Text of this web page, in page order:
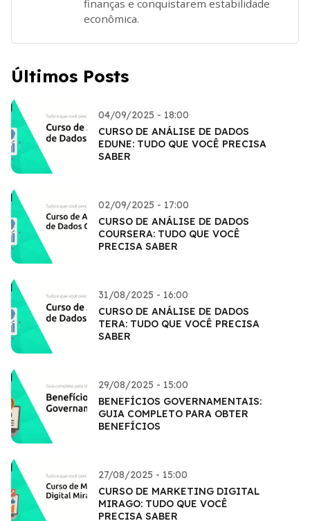
finanças e conquistarem estabilidade
econômica.
Últimos Posts
04/09/2025 - 18:00
CURSO DE ANÁLISE DE DADOS
EDUNE: TUDO QUE VOCÊ PRECISA
SABER
02/09/2025 - 17:00
CURSO DE ANÁLISE DE DADOS
COURSERA: TUDO QUE VOCÊ
PRECISA SABER
31/08/2025 - 16:00
CURSO DE ANÁLISE DE DADOS
TERA: TUDO QUE VOCÊ PRECISA
SABER
29/08/2025 - 15:00
BENEFÍCIOS GOVERNAMENTAIS:
GUIA COMPLETO PARA OBTER
BENEFÍCIOS
27/08/2025 - 15:00
CURSO DE MARKETING DIGITAL
MIRAGO: TUDO QUE VOCÊ
PRECISA SABER